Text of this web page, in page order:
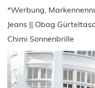
*Werbung,
Jeans || Obag
Chimi Sonnenbrille